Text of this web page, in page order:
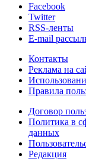
Facebook
Twitter
RSS-ленты
E-mail
Контакты
Реклама на
Правила
Договор
Политика в
данных
Редакция